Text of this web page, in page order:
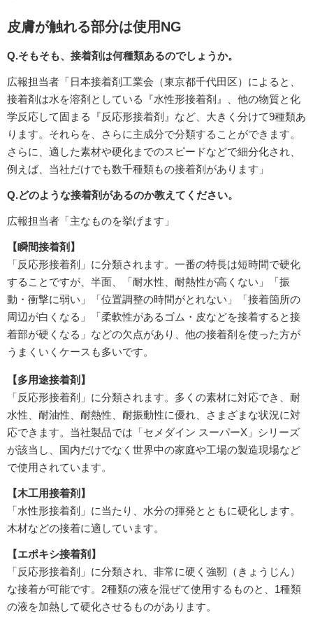
皮膚が触れる部分は使用NG
Q.そもそも、接着剤は何種類あるのでしょうか。
広報担当者「日本接着剤工業会（東京都千代田区）によると、
接着剤は水を溶剤としている『水性形接着剤』、他の物質と化
学反応して固まる『反応形接着剤』など、大きく分けて9種類あ
ります。それらを、さらに主成分で分類することができます。
さらに、適した素材や硬化までのスピードなどで細分化され、
例えば、当社だけでも数千種類もの接着剤があります」
Q.どのような接着剤があるのか教えてください。
広報担当者「主なものを挙げます」
【瞬間接着剤】
「反応形接着剤」に分類されます。一番の特長は短時間で硬化
することですが、半面、「耐水性、耐熱性が高くない」「振
動・衝撃に弱い」「位置調整の時間がとれない」「接着箇所の
周辺が白くなる」「柔軟性があるゴム・皮などを接着すると接
着部が硬くなる」などの欠点があり、他の接着剤を使った方が
うまくいくケースも多いです。
【多用途接着剤】
「反応形接着剤」に分類されます。多くの素材に対応でき、耐
水性、耐油性、耐熱性、耐振動性に優れ、さまざまな状況に対
応できます。当社製品では「セメダイン スーパーX」シリーズ
が該当し、国内だけでなく世界中の家庭や工場の製造現場など
で使用されています。
【木工用接着剤】
「水性形接着剤」に当たり、水分の揮発とともに硬化します。
木材などの接着に適しています。
【エポキシ接着剤】
「反応形接着剤」に分類され、非常に硬く強靭（きょうじん）
な接着が可能です。2種類の液を混ぜて使用するものと、1種類
の液を加熱して硬化させるものがあります。